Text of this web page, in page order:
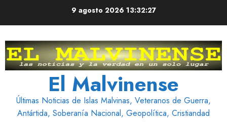
9 agosto 2026 13:32:28
El Malvinense
Últimas Noticias de Islas Malvinas, Veteranos de Guerra,
Antártida, Soberanía Nacional, Geopolítica, Cristiandad